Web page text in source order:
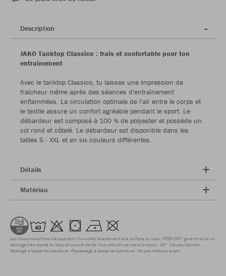
Description
JAKO Tanktop Classico : frais et confortable pour ton
entraînement
Avec le tanktop Classico, tu laisses une impression de
fraîcheur même après des séances d'entraînement
enflammées. La circulation optimale de l'air entre le corps et
le textile assure un confort agréable pendant le sport. Le
débardeur est composé à 100 % de polyester et possède un
col rond et côtelé. Le débardeur est disponible dans les
tailles S - XXL et en six couleurs différentes.
Détails
Matériau
Les fibres microfines transportent l'humidité directement à la surface du tissu. KEEP DRY garantit ainsi un
séchage très rapide du tissu et vous évite de vous refroidir pendant le sport. 40° Ne pas blanchir
Séchage à basse température Repassage à basse température Ne pas nettoyer à sec